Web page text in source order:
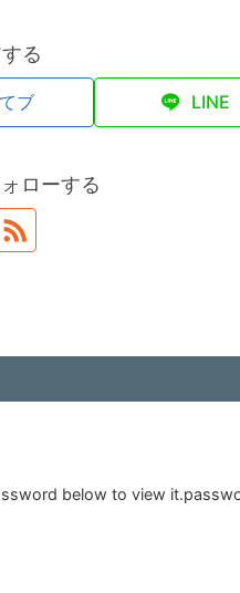
る
ブ LINE
ローする
below to view